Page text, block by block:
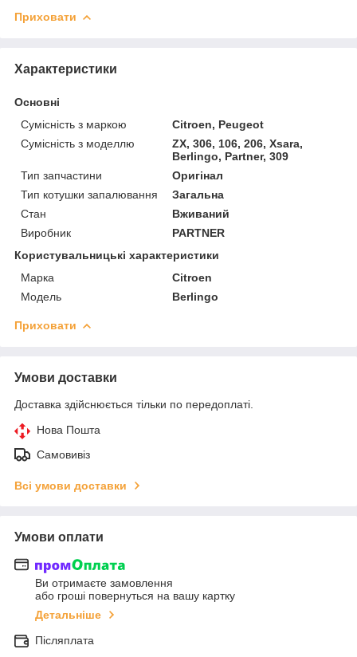
Приховати
Характеристики
Основні
Сумісність з маркою
Citroen, Peugeot
Сумісність з моделлю
ZX, 306, 106, 206, Xsara,
Berlingo, Partner, 309
Тип запчастини
Оригінал
Тип котушки запалювання
Загальна
Стан
Вживаний
Виробник
PARTNER
Користувальницькі характеристики
Марка
Citroen
Модель
Berlingo
Приховати
Умови доставки
Доставка здійснюється тільки по передоплаті.
Нова Пошта
Самовивіз
Всі умови доставки
Умови оплати
Ви отримаєте замовлення
або гроші повернуться на вашу картку
Детальніше
Післяплата